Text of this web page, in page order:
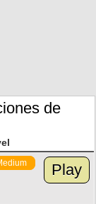
de
Play